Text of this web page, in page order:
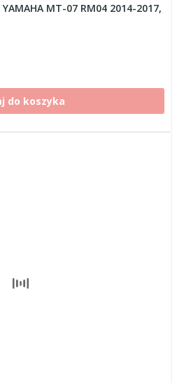
MT-07 RM04 2014-2017,
do koszyka